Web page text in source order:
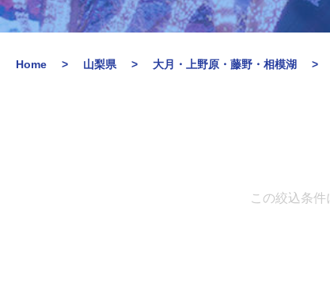
Home 山梨県 大月・上野原・藤野・相模湖
この絞込条